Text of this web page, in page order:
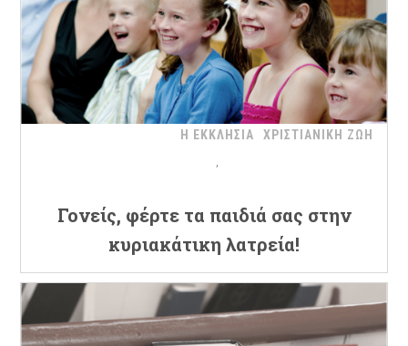
Η ΕΚΚΛΗΣΙΑ ΧΡΙΣΤΙΑΝΙΚΗ ΖΩΗ
Γονείς, φέρτε τα παιδιά σας στην
κυριακάτικη λατρεία!